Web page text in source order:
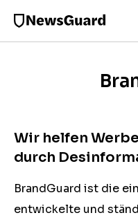
Wir helfen
durch
BrandGuard ist die
entwickelte und